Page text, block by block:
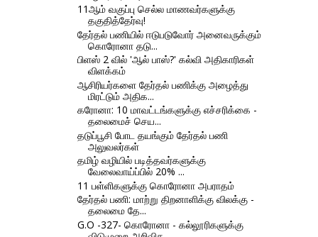
11ஆம் வகுப்பு செல்ல மாணவர்களுக்கு
தகுதித்தேர்வு!
தேர்தல் பணியில் ஈடுபடுவோர் அனைவருக்கும்
கொரோனா தடு...
பிளஸ் 2 வில் 'ஆல் பாஸ்?' கல்வி அதிகாரிகள்
விளக்கம்
ஆசிரியர்களை தேர்தல் பணிக்கு அழைத்து
மிரட்டும் அதிக...
கரோனா: 10 மாவட்டங்களுக்கு எச்சரிக்கை -
தலைமைச் செய...
தடுப்பூசி போட தயங்கும் தேர்தல் பணி
அலுவலர்கள்
தமிழ் வழியில் படித்தவர்களுக்கு
வேலைவாய்ப்பில் 20% ...
11 பள்ளிகளுக்கு கொரோனா அபராதம்
தேர்தல் பணி: மாற்று திறனாளிக்கு விலக்கு -
தலைமை தே...
G.O -327- கொரோனா - கல்லூரிகளுக்கு